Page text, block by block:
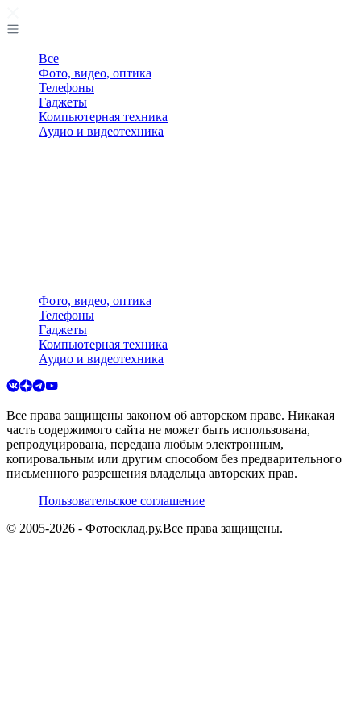
Все
Фото, видео, оптика
Телефоны
Гаджеты
Компьютерная техника
Аудио и видеотехника
Фото, видео, оптика
Телефоны
Гаджеты
Компьютерная техника
Аудио и видеотехника
Все права защищены законом об авторском праве. Никакая
часть содержимого сайта не может быть использована,
репродуцирована, передана любым электронным,
копировальным или другим способом без предварительного
письменного разрешения владельца авторских прав.
Пользовательское соглашение
© 2005-2026 - Фотосклад.ру.Все права защищены.